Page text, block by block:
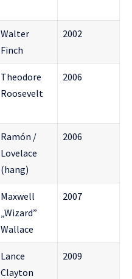
Walter
Finch
2002
Theodore
Roosevelt
2006
Ramón /
Lovelace
(hang)
2006
Maxwell
„Wizard”
Wallace
2007
Lance
Clayton
2009